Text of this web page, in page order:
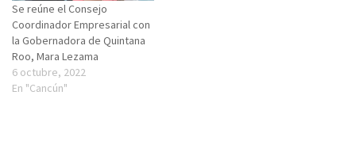
Se reúne el Consejo
Coordinador Empresarial con
la Gobernadora de Quintana
Roo, Mara Lezama
6 octubre, 2022
En "Cancún"